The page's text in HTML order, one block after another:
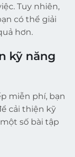
Tuy nhiên,
có thể giải
hơn.
kỹ năng
miễn phí, bạn
cải thiện kỹ
số bài tập